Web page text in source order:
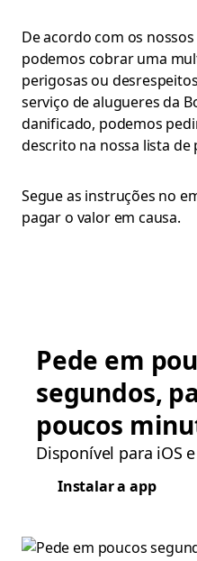
De acordo com os
podemos cobrar uma
perigosas ou
serviço de alugueres da
danificado, podemos
descrito na nossa lista de
Segue as instruções no
pagar o valor em causa.
Pede em
segundos,
poucos
Disponível para iOS
Instalar a app